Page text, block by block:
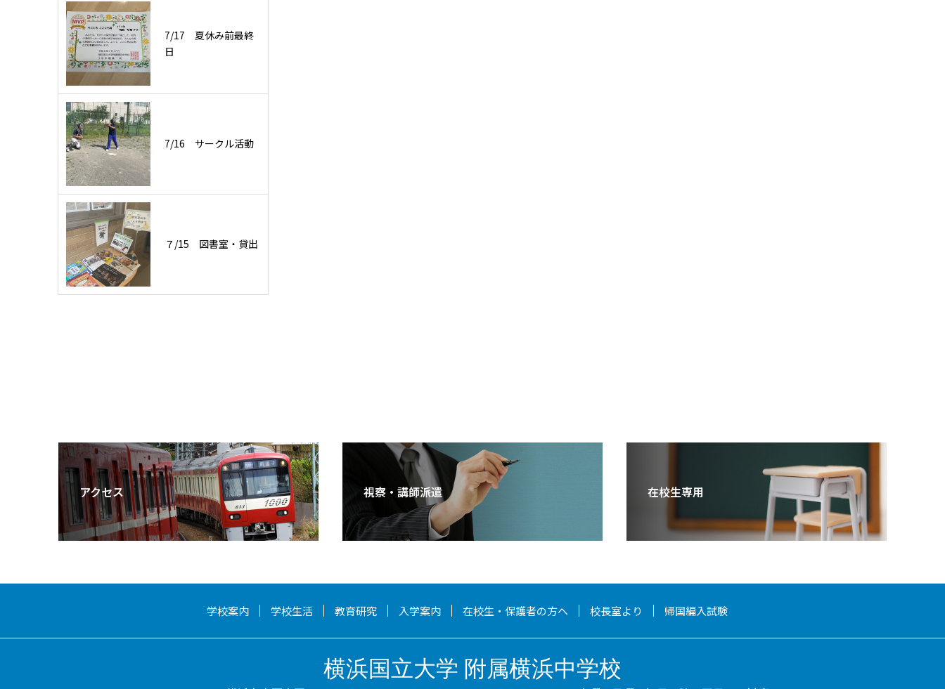
7/17 夏休み前最終
日
7/16 サークル活動
７/15 図書室・貸出
アクセス 視察・講師派遣 在校生専用
学校案内 学校生活 教育研究 入学案内 在校生・保護者の方へ 校長室より 帰国編入試験
横浜国立大学 附属横浜中学校